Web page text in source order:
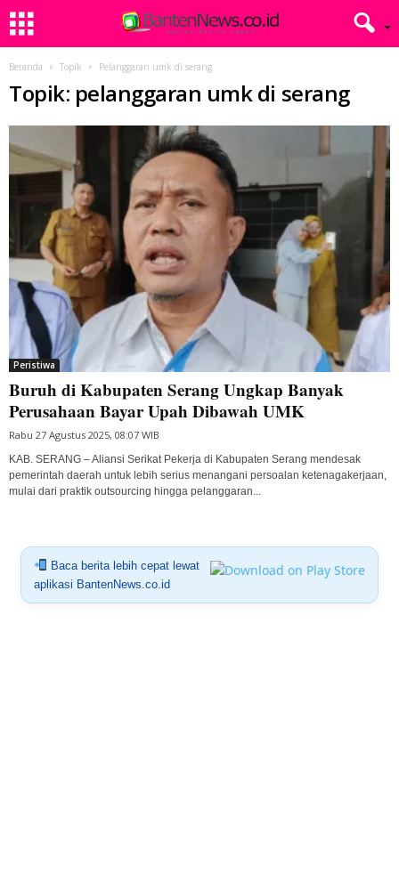
Beranda Topik Pelanggaran umk di serang
Topik: pelanggaran umk di serang
Peristiwa
Buruh di Kabupaten Serang Ungkap Banyak
Perusahaan Bayar Upah Dibawah UMK
Rabu 27 Agustus 2025, 08:07 WIB
KAB. SERANG – Aliansi Serikat Pekerja di Kabupaten Serang mendesak
pemerintah daerah untuk lebih serius menangani persoalan ketenagakerjaan,
mulai dari praktik outsourcing hingga pelanggaran...
Baca berita lebih cepat lewat
aplikasi BantenNews.co.id